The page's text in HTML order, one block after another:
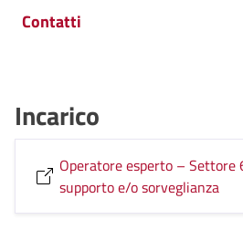
Contatti
Incarico
Operatore esperto – Settore
supporto e/o sorveglianza